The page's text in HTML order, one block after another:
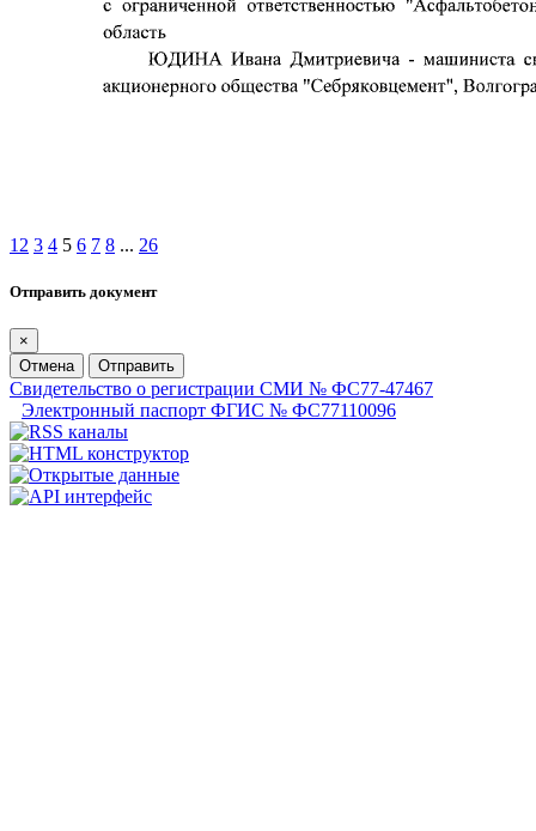
1 2 3 4 5 6 7 8 ... 26
Отправить документ
×
Отмена
Отправить
Свидетельство о регистрации СМИ № ФС77-47467
Электронный паспорт ФГИС № ФС77110096